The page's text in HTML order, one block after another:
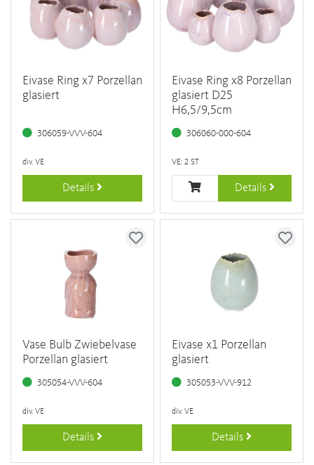
Eivase Ring x7 Porzellan
glasiert
306059-VVV-604
div. VE
Details
Eivase Ring x8 Porzellan
glasiert D25
H6,5/9,5cm
306060-000-604
VE: 2 ST
Details
Vase Bulb Zwiebelvase
Porzellan glasiert
305054-VVV-604
div. VE
Details
Eivase x1 Porzellan
glasiert
305053-VVV-912
div. VE
Details